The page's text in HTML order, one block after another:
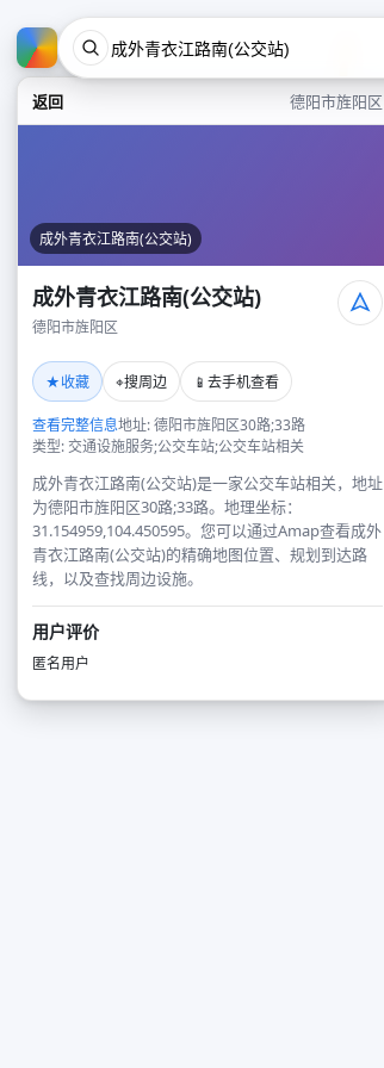
返回 德阳市旌阳区
成外青衣江路南(公交站)
成外青衣江路南(公交站)
德阳市旌阳区
★收藏 ⌖搜周边 📱 去手机查看
查看完整信息地址: 德阳市旌阳区30路;33路
类型: 交通设施服务;公交车站;公交车站相关
成外青衣江路南(公交站)是一家公交车站相关，地址
为德阳市旌阳区30路;33路。地理坐标：
31.154959,104.450595。您可以通过Amap查看成外
青衣江路南(公交站)的精确地图位置、规划到达路
线，以及查找周边设施。
用户评价
匿名用户